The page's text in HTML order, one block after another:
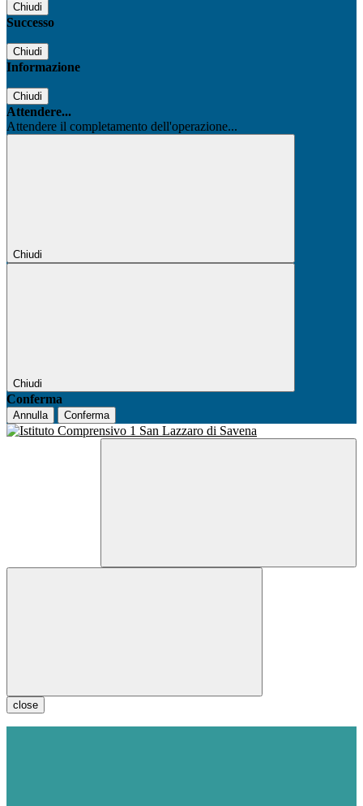
Chiudi
Successo
Chiudi
Informazione
Chiudi
Attendere...
Attendere il completamento dell'operazione...
Chiudi
Chiudi
Conferma
Annulla Conferma
close